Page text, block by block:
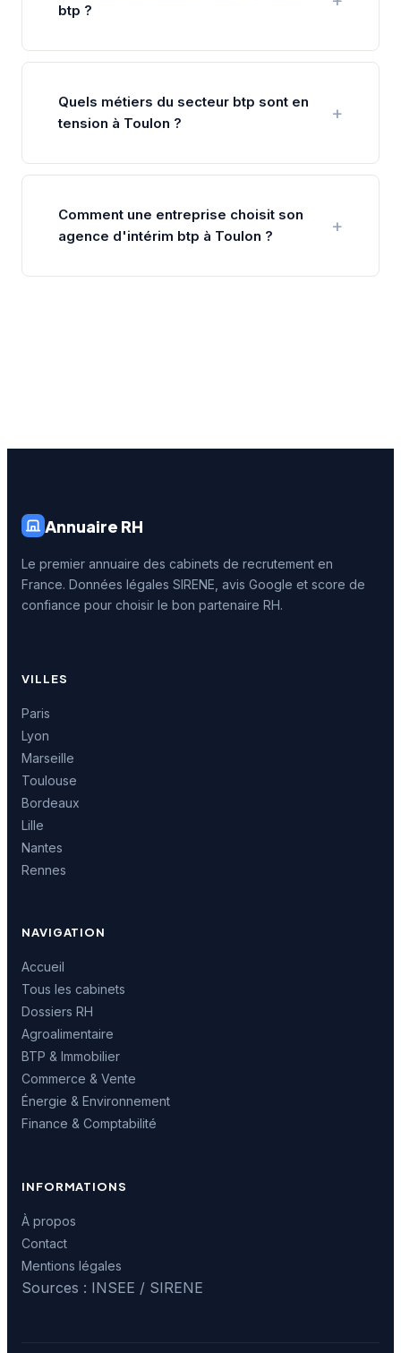
btp ?
Quels métiers du secteur btp sont en
tension à Toulon ?
Comment une entreprise choisit son
agence d'intérim btp à Toulon ?
Annuaire RH
Le premier annuaire des cabinets de recrutement en
France. Données légales SIRENE, avis Google et score de
confiance pour choisir le bon partenaire RH.
VILLES
Paris
Lyon
Marseille
Toulouse
Bordeaux
Lille
Nantes
Rennes
NAVIGATION
Accueil
Tous les cabinets
Dossiers RH
Agroalimentaire
BTP & Immobilier
Commerce & Vente
Énergie & Environnement
Finance & Comptabilité
INFORMATIONS
À propos
Contact
Mentions légales
Sources : INSEE / SIRENE